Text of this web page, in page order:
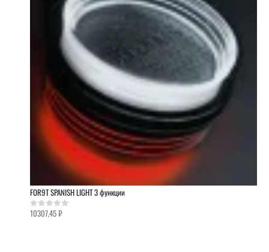
FOR9T SPANISH LIGHT 3 функции
0out of 5
10307,45₽